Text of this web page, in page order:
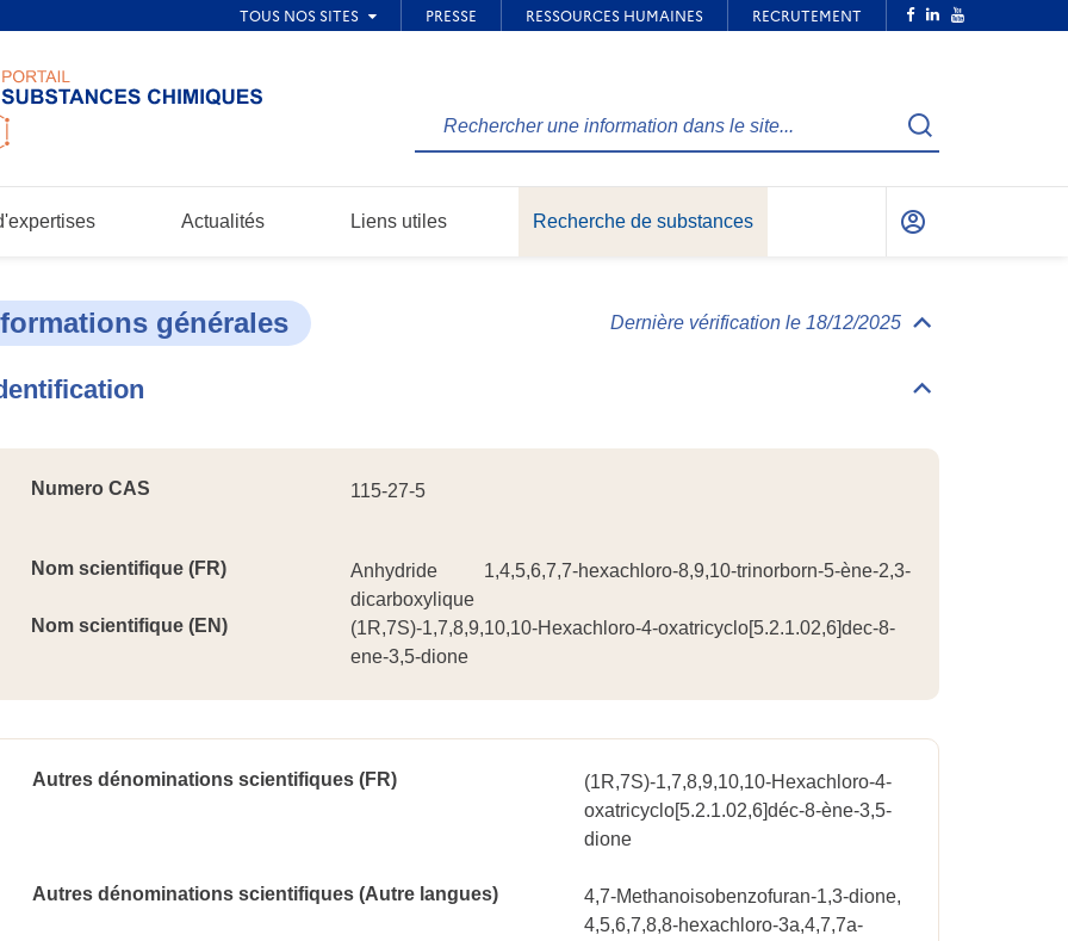
Rechercher
le
Recherche
Actualités Liens utiles Recherche de substances
Mon
générales Dernière vérification le 18/12/2025
Déplier/replier
Déplier/replier
Numero CAS 115-27-5
Nom scientifique (FR)
Anhydride 1,4,5,6,7,7-hexachloro-8,9,10-trinorborn-5-ène-2,3-
dicarboxylique
Nom scientifique (EN)
(1R,7S)-1,7,8,9,10,10-Hexachloro-4-oxatricyclo[5.2.1.02,6]dec-8-
ene-3,5-dione
Autres dénominations scientifiques (FR)
(1R,7S)-1,7,8,9,10,10-Hexachloro-4-
oxatricyclo[5.2.1.02,6]déc-8-ène-3,5-
dione
Autres dénominations scientifiques (Autre langues)
4,7-Methanoisobenzofuran-1,3-dione,
4,5,6,7,8,8-hexachloro-3a,4,7,7a-